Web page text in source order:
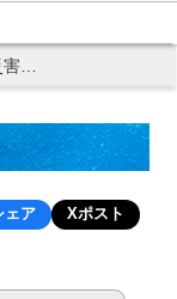
対応などを追及
ェア Xポスト